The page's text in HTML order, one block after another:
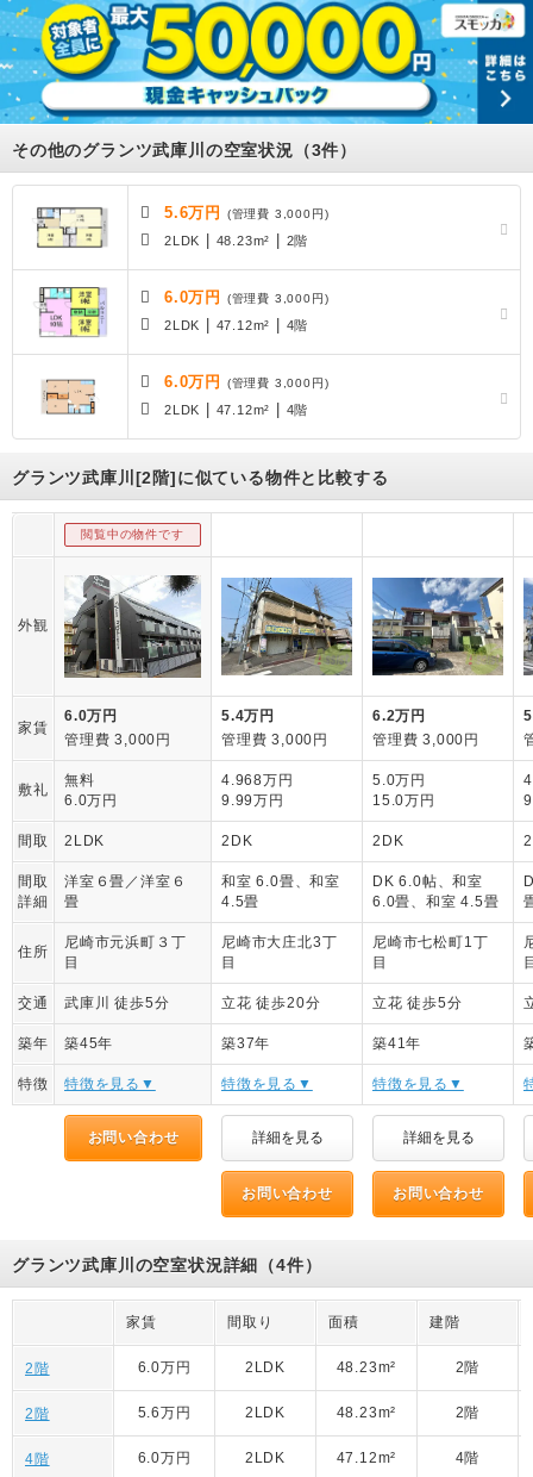
その他のグランツ武庫川の空室状況（3件）
5.6万円 (管理費 3,000円)
2LDK | 48.23m² | 2階
6.0万円 (管理費 3,000円)
2LDK | 47.12m² | 4階
6.0万円 (管理費 3,000円)
2LDK | 47.12m² | 4階
グランツ武庫川[2階]に似ている物件と比較する
閲覧中の物件です
外観
家賃
6.0万円
管理費 3,000円
5.4万円
管理費 3,000円
6.2万円
管理費 3,000円
敷礼
無料
6.0万円
4.968万円
9.99万円
5.0万円
15.0万円
間取 2LDK 2DK 2DK
間取
詳細
洋室６畳／洋室６
畳
和室 6.0畳、和室
4.5畳
DK 6.0帖、和室
6.0畳、和室 4.5畳
住所
尼崎市元浜町３丁
目
尼崎市大庄北3丁
目
尼崎市七松町1丁
目
交通 武庫川 徒歩5分 立花 徒歩20分 立花 徒歩5分
築年 築45年 築37年 築41年
特徴 特徴を見る▼ 特徴を見る▼ 特徴を見る▼
お問い合わせ 詳細を見る 詳細を見る
お問い合わせ お問い合わせ
グランツ武庫川の空室状況詳細（4件）
家賃 間取り 面積 建階
2階 6.0万円 2LDK 48.23m² 2階
2階 5.6万円 2LDK 48.23m² 2階
4階 6.0万円 2LDK 47.12m² 4階